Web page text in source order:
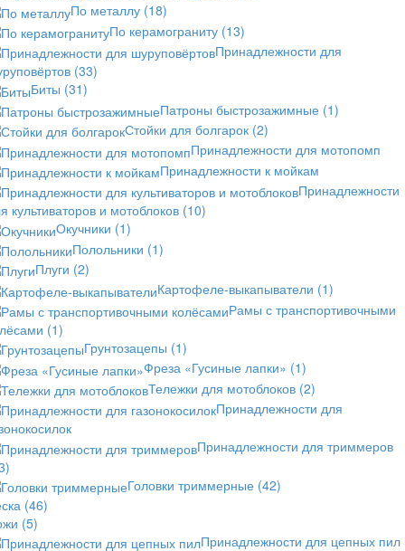
По металлу (18)
По керамограниту (13)
Принадлежности для
(33)
Биты (31)
Патроны быстрозажимные (1)
Стойки для болгарок (2)
Принадлежности для мотопомп
Принадлежности к мойкам
Принадлежности
культиваторов и мотоблоков (10)
Окучники (1)
Полольники (1)
Плуги (2)
Картофеле-выкапыватели (1)
Рамы с транспортивочными
(1)
Грунтозацепы (1)
Фреза «Гусиные лапки» (1)
Тележки для мотоблоков (2)
Принадлежности для
Принадлежности для триммеров
Головки триммерные (42)
(46)
(5)
Принадлежности для цепных пил